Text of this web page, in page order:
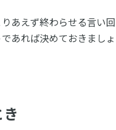
あえず終わらせる言い
あれば決めておきましょ